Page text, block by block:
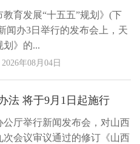
育发展“十五五”规划》(下
闻办3日举行的发布会上，天
划》的...
2026年08月04日
法 将于9月1日起施行
厅举行新闻发布会，对山西
会议审议通过的修订《山西